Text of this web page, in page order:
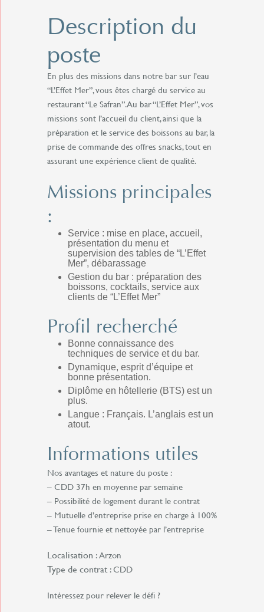
Description du
poste
En plus des missions dans notre bar sur l’eau
“L’Effet Mer”, vous êtes chargé du service au
restaurant “Le Safran”. Au bar “L’Effet Mer”, vos
missions sont l’accueil du client, ainsi que la
préparation et le service des boissons au bar, la
prise de commande des offres snacks, tout en
assurant une expérience client de qualité.
Missions principales
:
Service : mise en place, accueil,
présentation du menu et
supervision des tables de “L’Effet
Mer”, débarassage
Gestion du bar : préparation des
boissons, cocktails, service aux
clients de “L’Effet Mer”
Profil recherché
Bonne connaissance des
techniques de service et du bar.
Dynamique, esprit d’équipe et
bonne présentation.
Diplôme en hôtellerie (BTS) est un
plus.
Langue : Français. L’anglais est un
atout.
Informations utiles
Nos avantages et nature du poste :
– CDD 37h en moyenne par semaine
– Possibilité de logement durant le contrat
– Mutuelle d’entreprise prise en charge à 100%
– Tenue fournie et nettoyée par l’entreprise
Localisation :Arzon
Type de contrat :CDD
Intéressez pour relever le défi ?